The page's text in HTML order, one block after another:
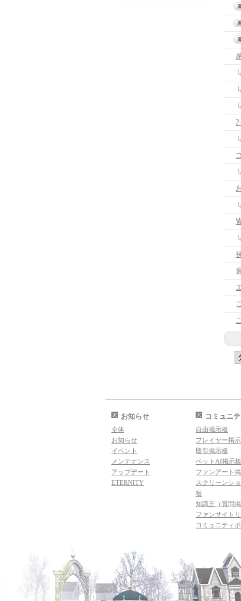
お知らせ
全体
お知らせ
イベント
メンテナンス
アップデート
ETERNITY
コミュニテ
自由掲示板
プレイヤー掲
取引掲示板
ペットAI掲示板
ファンアート
スクリーンシ
板
知識王（質問掲
ファンサイト
コミュニティ